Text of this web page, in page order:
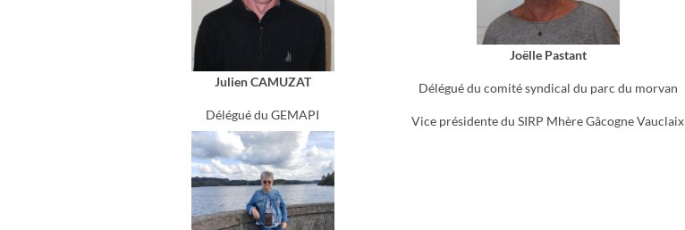
Julien CAMUZAT
Délégué du GEMAPI
Joëlle Pastant
Délégué du comité syndical du parc du morvan
Vice présidente du SIRP Mhère Gâcogne Vauclaix